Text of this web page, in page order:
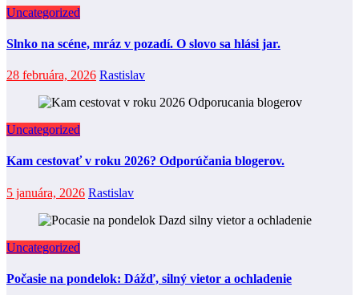
Uncategorized
Slnko na scéne, mráz v pozadí. O slovo sa hlási jar.
28 februára, 2026 Rastislav
Uncategorized
Kam cestovať v roku 2026? Odporúčania blogerov.
5 januára, 2026 Rastislav
Uncategorized
Počasie na pondelok: Dážď, silný vietor a ochladenie